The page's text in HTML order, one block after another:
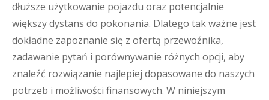
dłuższe użytkowanie pojazdu oraz potencjalnie
większy dystans do pokonania. Dlatego tak ważne jest
dokładne zapoznanie się z ofertą przewoźnika,
zadawanie pytań i porównywanie różnych opcji, aby
znaleźć rozwiązanie najlepiej dopasowane do naszych
potrzeb i możliwości finansowych. W niniejszym